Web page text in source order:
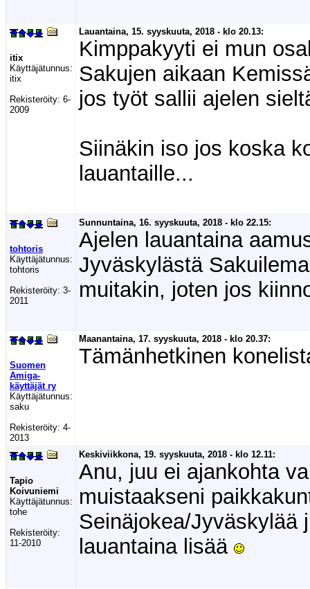
itix
Käyttäjätunnus:
itix
Rekisteröity: 6-
2009
Lauantaina, 15. syyskuuta, 2018 - klo 20.13:
Kimppakyyti ei mun
Sakujen aikaan
jos työt sallii ajelen
Siinäkin iso jos koska
lauantaille...
tohtoris
Käyttäjätunnus:
tohtoris
Rekisteröity: 3-
2011
Sunnuntaina, 16. syyskuuta, 2018 - klo 22.15:
Ajelen lauantaina
Jyväskylästä
muitakin, joten jos
Suomen
Amiga-
käyttäjät ry
Käyttäjätunnus:
saku
Rekisteröity: 4-
2013
Maanantaina, 17. syyskuuta, 2018 - klo 20.37:
Tämänhetkinen
Tapio
Koivuniemi
Käyttäjätunnus:
tohe
Rekisteröity:
11-2010
Keskiviikkona, 19. syyskuuta, 2018 - klo 12.11:
Anu, juu ei ajankohta
muistaakseni
Seinäjokea/Jyväskylää
lauantaina lisää